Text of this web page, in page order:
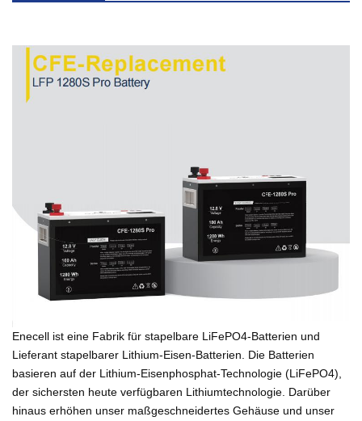
Enecell ist eine Fabrik für stapelbare LiFePO4-Batterien und
Lieferant stapelbarer Lithium-Eisen-Batterien. Die Batterien
basieren auf der Lithium-Eisenphosphat-Technologie (LiFePO4),
der sichersten heute verfügbaren Lithiumtechnologie. Darüber
hinaus erhöhen unser maßgeschneidertes Gehäuse und unser